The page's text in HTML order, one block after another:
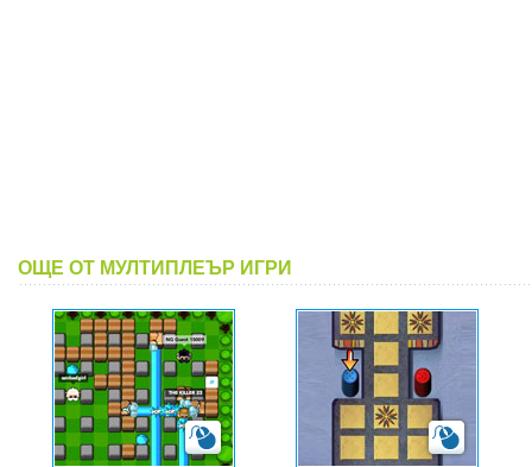
ОЩЕ ОТ МУЛТИПЛЕЪР ИГРИ